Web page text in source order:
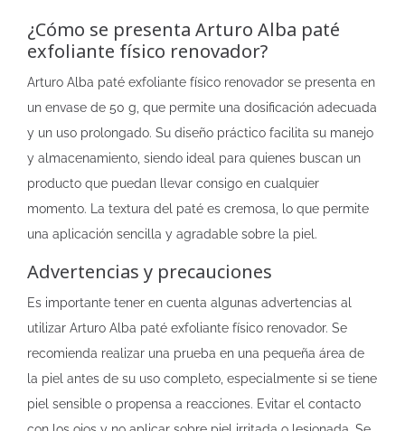
¿Cómo se presenta Arturo Alba paté
exfoliante físico renovador?
Arturo Alba paté exfoliante físico renovador se presenta en
un envase de 50 g, que permite una dosificación adecuada
y un uso prolongado. Su diseño práctico facilita su manejo
y almacenamiento, siendo ideal para quienes buscan un
producto que puedan llevar consigo en cualquier
momento. La textura del paté es cremosa, lo que permite
una aplicación sencilla y agradable sobre la piel.
Advertencias y precauciones
Es importante tener en cuenta algunas advertencias al
utilizar Arturo Alba paté exfoliante físico renovador. Se
recomienda realizar una prueba en una pequeña área de
la piel antes de su uso completo, especialmente si se tiene
piel sensible o propensa a reacciones. Evitar el contacto